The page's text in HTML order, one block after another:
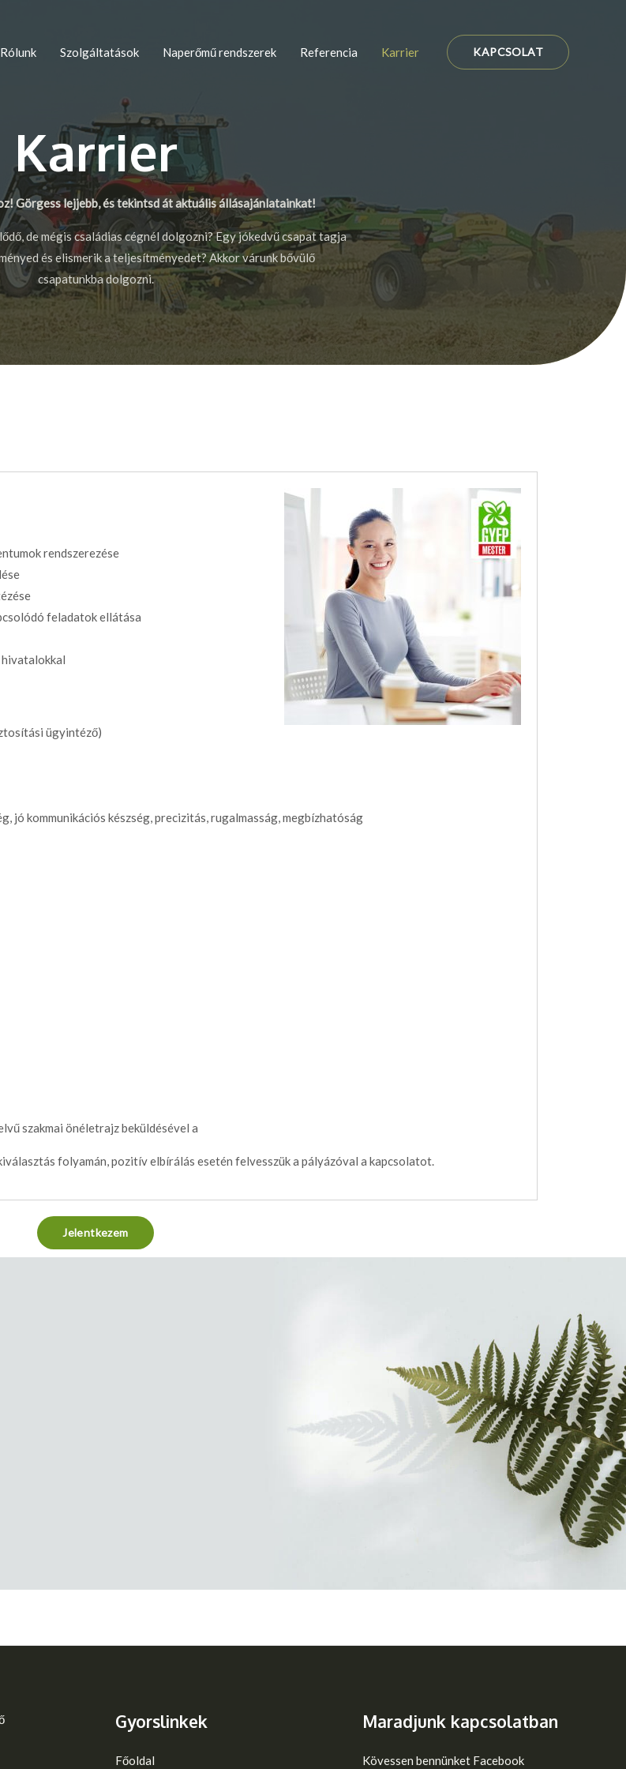
Rólunk Szolgáltatások Naperőmű rendszerek Referencia Karrier KAPCSOLAT
Karrier
Görgess lejjebb, és tekintsd át aktuális állásajánlatainkat!
de mégis családias cégnél dolgozni? Egy jókedvű csapat tagja
és elismerik a teljesítményedet? Akkor várunk bővülő
csapatunkba dolgozni.
rendszerezése
feladatok ellátása
hivatalokkal
ügyintéző)
jó kommunikációs készség, precizitás, rugalmasság, megbízhatóság
szakmai önéletrajz beküldésével a
folyamán, pozitív elbírálás esetén felvesszük a pályázóval a kapcsolatot.
Jelentkezem
Gyorslinkek
Főoldal
Maradjunk kapcsolatban
Kövessen bennünket Facebook